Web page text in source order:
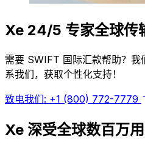
Xe 24/5 专家全球传
需要 SWIFT 国际汇款帮助？
系我们，获取个性化支持！
致电我们: +1 (800) 772-7779
Xe 深受全球数百万